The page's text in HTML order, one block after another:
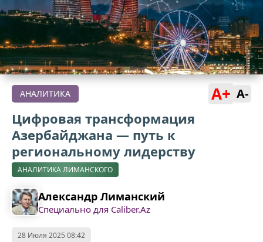
АНАЛИТИКА A+ A-
Цифровая трансформация
Азербайджана — путь к
региональному лидерству
АНАЛИТИКА ЛИМАНСКОГО
Александр Лиманский
Специально для Caliber.Az
28 Июля 2025 08:42